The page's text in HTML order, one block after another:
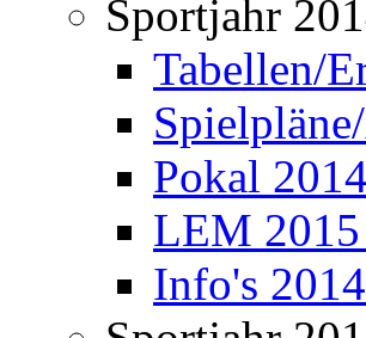
Sportjahr
Tabellen/
Pokal
LEM
Info's